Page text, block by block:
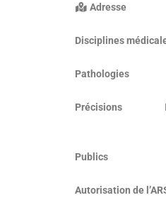
Adresse
Disciplines
Pathologies
Précisions
Publics
Autorisation de